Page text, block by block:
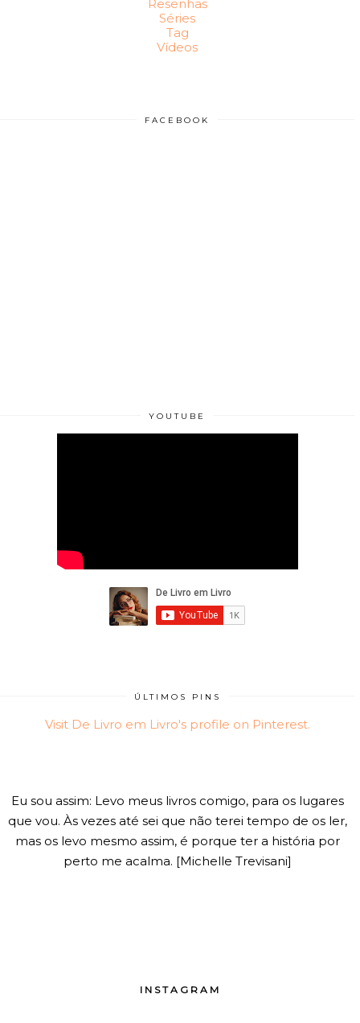
Resenhas
Séries
Tag
Vídeos
FACEBOOK
YOUTUBE
ÚLTIMOS PINS
Visit De Livro em Livro's profile on Pinterest.
Eu sou assim: Levo meus livros comigo, para os lugares
que vou. Às vezes até sei que não terei tempo de os ler,
mas os levo mesmo assim, é porque ter a história por
perto me acalma. [Michelle Trevisani]
INSTAGRAM